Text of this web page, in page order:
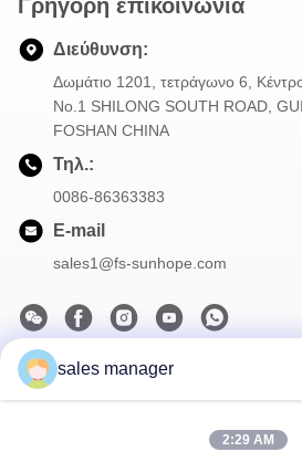
Γρήγορη επικοινωνία
Διεύθυνση:
Δωμάτιο 1201, τετράγωνο 6,
Νο.1 SHILONG SOUTH ROAD,
FOSHAN CHINA
Τηλ.:
0086-86363383
E-mail
sales1@fs-sunhope.com
Το Δελτίο Ενημέρωσης
sales manager
2:29 AM